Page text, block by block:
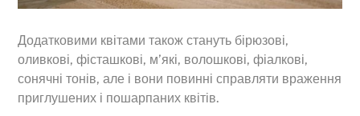
Додатковими квітами також стануть бірюзові,
оливкові, фісташкові, м’які, волошкові, фіалкові,
сонячні тонів, але і вони повинні справляти враження
приглушених і пошарпаних квітів.